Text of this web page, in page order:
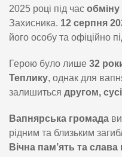
2025 році під час обміну
Захисника. 12 серпня
його особу та офіційно
Герою було лише 32
Теплику, однак для
залишиться другом,
Вапнярська громада
рідним та близьким
Вічна пам’ять та